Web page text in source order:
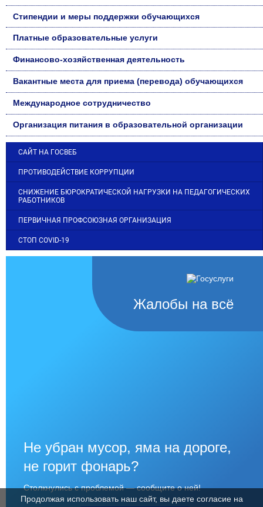
Стипендии и меры поддержки обучающихся
Платные образовательные услуги
Финансово-хозяйственная деятельность
Вакантные места для приема (перевода) обучающихся
Международное сотрудничество
Организация питания в образовательной организации
САЙТ НА ГОСВЕБ
ПРОТИВОДЕЙСТВИЕ КОРРУПЦИИ
СНИЖЕНИЕ БЮРОКРАТИЧЕСКОЙ НАГРУЗКИ НА ПЕДАГОГИЧЕСКИХ
РАБОТНИКОВ
ПЕРВИЧНАЯ ПРОФСОЮЗНАЯ ОРГАНИЗАЦИЯ
СТОП COVID-19
Жалобы на всё
Не убран мусор, яма на дороге,
не горит фонарь?
Столкнулись с проблемой — сообщите о ней!
Продолжая использовать наш сайт, вы даете согласие на